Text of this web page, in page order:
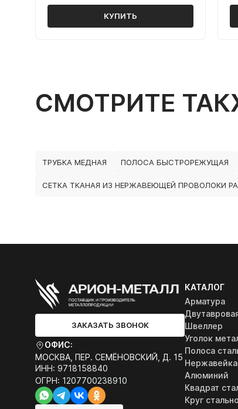
КУПИТЬ
СМОТРИТЕ
ТРУБКА МЕДНАЯ ПОЛОСА БЫСТРОРЕЖУЩАЯ
СЕТКА ТКАНАЯ ИЗ НЕРЖАВЕЮЩЕЙ ПРОВОЛОКИ
ЗАКАЗАТЬ ЗВОНОК
ОФИС:
МОСКВА, ПЕР. СЕМЁНОВСКИЙ, Д. 15
ИНН: 9718158840
ОГРН: 1207700238910
КАТАЛОГ
Арматура
Швеллер
Уголок
Полоса
Нержавейка
Алюминий
Квадрат
Круг